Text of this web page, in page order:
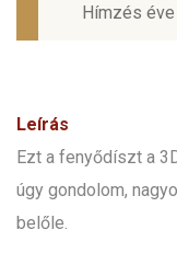
Hímzés
Leírás
Ezt a fenyődíszt a
úgy gondolom,
belőle.